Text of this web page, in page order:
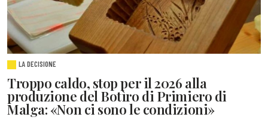
LA DECISIONE
Troppo caldo, stop per il 2026 alla
produzione del Botìro di Primiero di
Malga: «Non ci sono le condizioni»